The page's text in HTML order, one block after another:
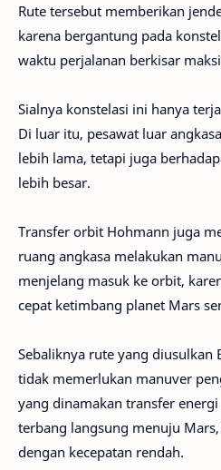
Rute tersebut memberikan
karena bergantung pada
waktu perjalanan berkisar
Sialnya konstelasi ini hanya
Di luar itu, pesawat luar
lebih lama, tetapi juga
lebih besar.
Transfer orbit Hohmann juga
ruang angkasa melakukan
menjelang masuk ke orbit,
cepat ketimbang planet Mars
Sebaliknya rute yang diusulkan
tidak memerlukan manuver
yang dinamakan transfer
terbang langsung menuju
dengan kecepatan rendah.